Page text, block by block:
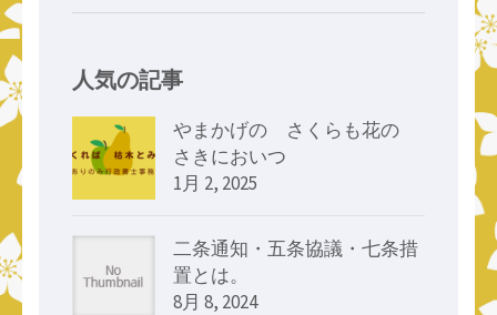
人気の記事
やまかげの さくらも花の
さきにおいつゝ
1月 2, 2025
二条通知・五条協議・七条措
置とは。
8月 8, 2024